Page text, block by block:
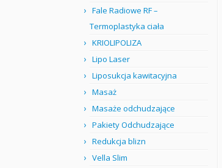
Fale Radiowe RF –
Termoplastyka ciała
KRIOLIPOLIZA
Lipo Laser
Liposukcja kawitacyjna
Masaż
Masaże odchudzające
Pakiety Odchudzające
Redukcja blizn
Vella Slim